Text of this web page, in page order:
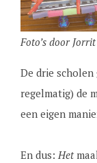
Foto’s door
De drie
regelmatig) de
een eigen
En dus: Het